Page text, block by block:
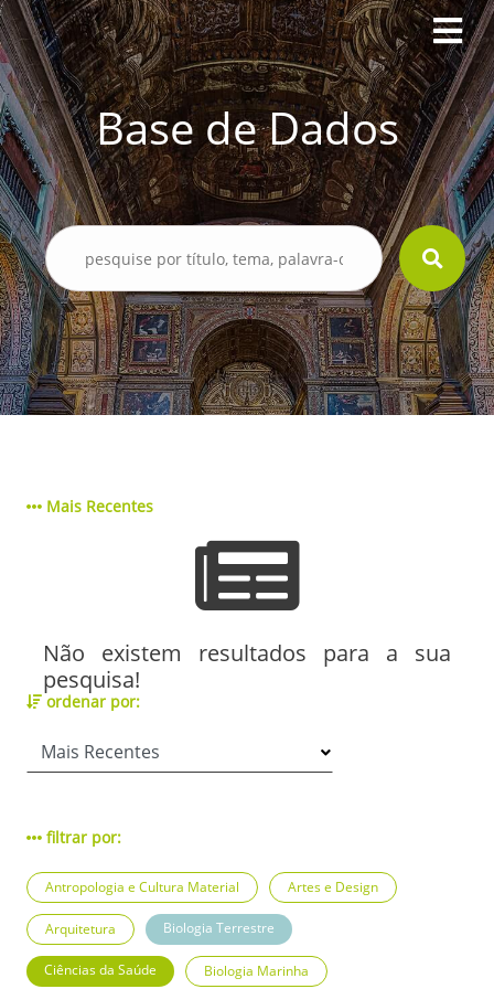
Base de Dados
Mais Recentes
Não existem resultados para a sua
pesquisa!
ordenar por:
filtrar por:
Antropologia e Cultura Material Artes e Design
Arquitetura Biologia Terrestre
Ciências da Saúde Biologia Marinha